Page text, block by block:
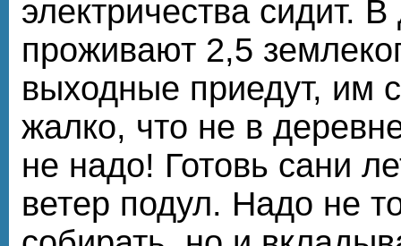
электричества сидит.
проживают 2,5
выходные приедут, им
жалко, что не в
не надо! Готовь сани
ветер подул. Надо не